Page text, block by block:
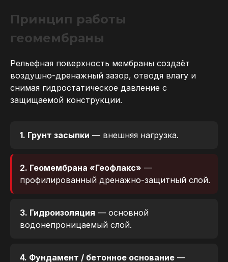
Принцип работы
геомембраны
Рельефная поверхность мембраны создаёт
воздушно-дренажный зазор, отводя влагу и
снимая гидростатическое давление с
защищаемой конструкции.
1. Грунт засыпки — внешняя нагрузка.
2. Геомембрана «Геофлакс» —
профилированный дренажно-защитный слой.
3. Гидроизоляция — основной
водонепроницаемый слой.
4. Фундамент / бетонное основание —